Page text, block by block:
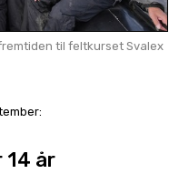
til feltkurset Svalex
14 år